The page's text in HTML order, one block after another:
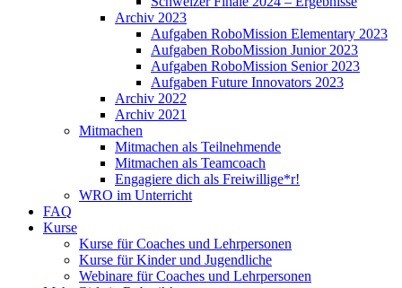
Archiv 2023
Aufgaben RoboMission Elementary 2023
Aufgaben RoboMission Junior 2023
Aufgaben RoboMission Senior 2023
Aufgaben Future Innovators 2023
Archiv 2022
Archiv 2021
Mitmachen
Mitmachen als Teilnehmende
Mitmachen als Teamcoach
Engagiere dich als Freiwillige*r!
WRO im Unterricht
FAQ
Kurse
Kurse für Coaches und Lehrpersonen
Kurse für Kinder und Jugendliche
Webinare für Coaches und Lehrpersonen